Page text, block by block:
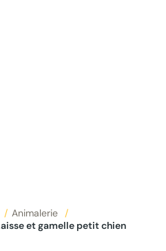
/ Animalerie
/
Laisse et gamelle petit chien